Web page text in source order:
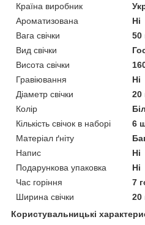
Країна виробник
Ароматизована
Ні
Вага свічки
50
Вид свічки
Висота свічки
Гравіювання
Ні
Діаметр свічки
20
Колір
Кількість свічок в наборі
6
Матеріал ґніту
Напис
Ні
Подарункова упаковка
Ні
Час горіння
7
Ширина свічки
20
Користувальницькі